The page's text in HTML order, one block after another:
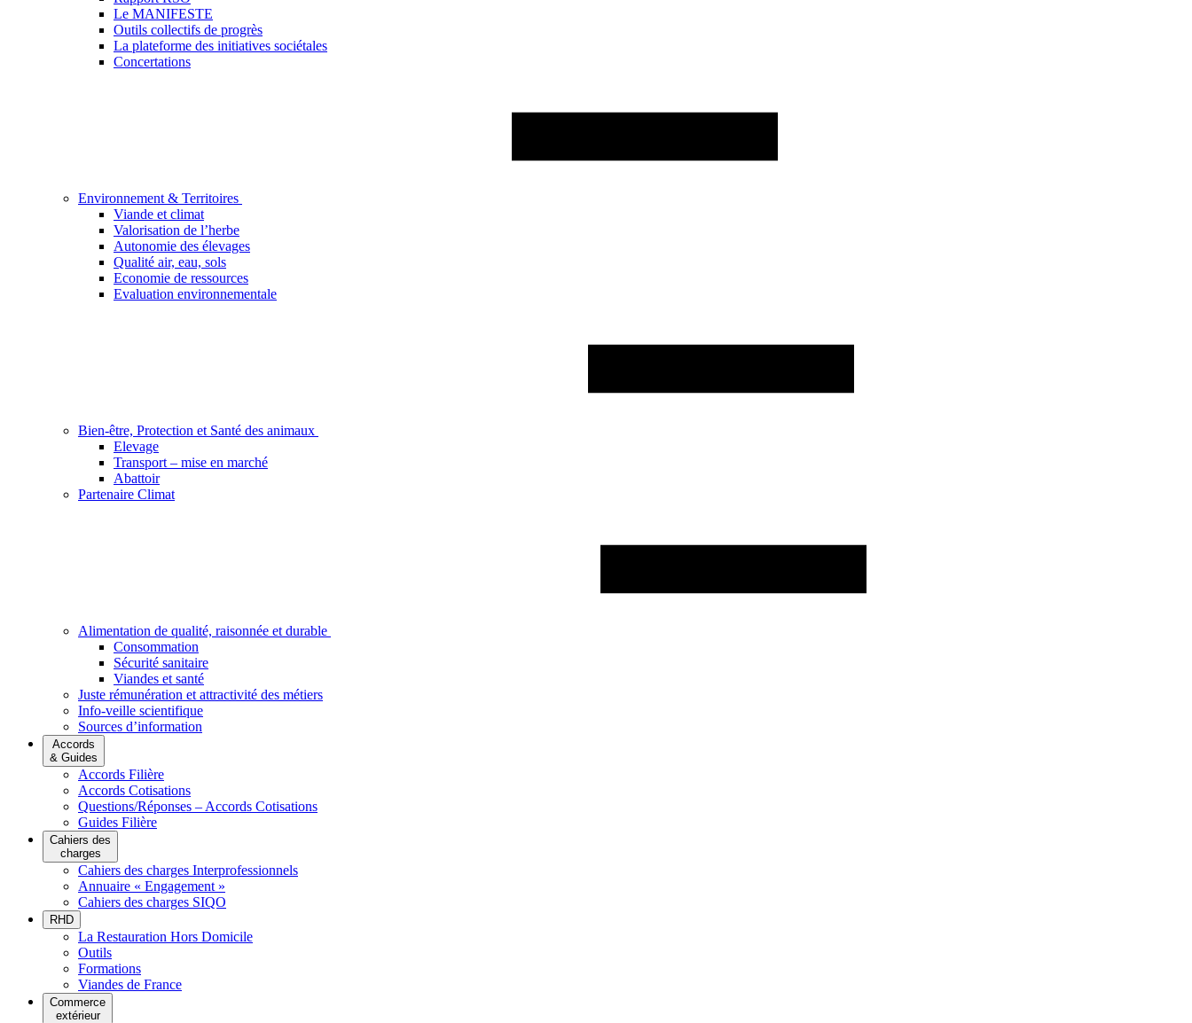
Le MANIFESTE
Outils collectifs de progrès
La plateforme des initiatives sociétales
Concertations
Environnement & Territoires
Viande et climat
Valorisation de l’herbe
Autonomie des élevages
Qualité air, eau, sols
Economie de ressources
Evaluation environnementale
Bien-être, Protection et Santé des animaux
Elevage
Transport – mise en marché
Abattoir
Partenaire Climat
Alimentation de qualité, raisonnée et durable
Consommation
Sécurité sanitaire
Viandes et santé
Juste rémunération et attractivité des métiers
Info-veille scientifique
Sources d’information
Accords
& Guides
Accords Filière
Accords Cotisations
Questions/Réponses – Accords Cotisations
Guides Filière
Cahiers des
charges
Cahiers des charges Interprofessionnels
Annuaire « Engagement »
Cahiers des charges SIQO
RHD
La Restauration Hors Domicile
Outils
Formations
Viandes de France
Commerce
extérieur